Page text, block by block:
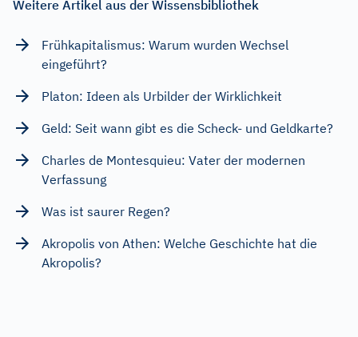
Weitere Artikel aus der Wissensbibliothek
Frühkapitalismus: Warum wurden Wechsel
eingeführt?
Platon: Ideen als Urbilder der Wirklichkeit
Geld: Seit wann gibt es die Scheck- und Geldkarte?
Charles de Montesquieu: Vater der modernen
Verfassung
Was ist saurer Regen?
Akropolis von Athen: Welche Geschichte hat die
Akropolis?